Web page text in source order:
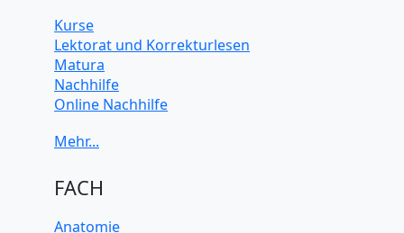
Kurse
Lektorat und Korrekturlesen
Matura
Nachhilfe
Online Nachhilfe
FACH
Anatomie